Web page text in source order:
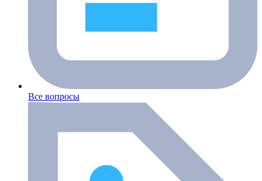
Все вопросы